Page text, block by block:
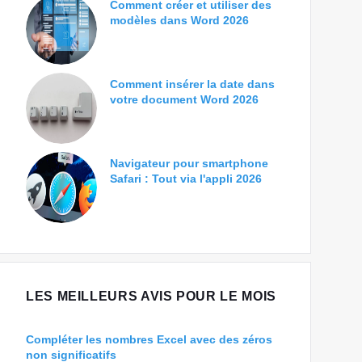
Comment créer et utiliser des
modèles dans Word 2026
Comment insérer la date dans
votre document Word 2026
Navigateur pour smartphone
Safari : Tout via l'appli 2026
LES MEILLEURS AVIS POUR LE MOIS
Compléter les nombres Excel avec des zéros
non significatifs